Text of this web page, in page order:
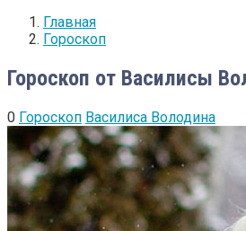
Главная
Гороскоп
Гороскоп от Василисы
0 Гороскоп Василиса Володина